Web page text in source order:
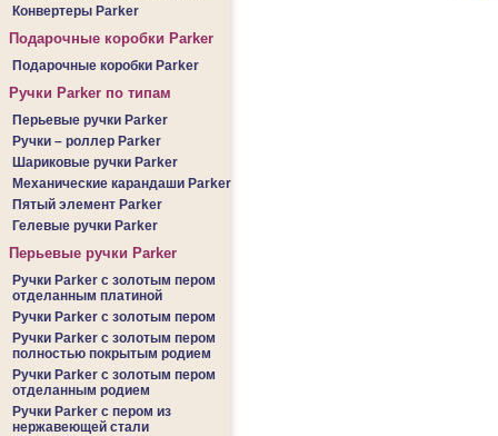
Конвертеры Parker
Подарочные коробки Parker
Подарочные коробки Parker
Ручки Parker по типам
Перьевые ручки Parker
Ручки – роллер Parker
Шариковые ручки Parker
Механические карандаши Parker
Пятый элемент Parker
Гелевые ручки Parker
Перьевые ручки Parker
Ручки Parker c золотым пером
отделанным платиной
Ручки Parker c золотым пером
Ручки Parker c золотым пером
полностью покрытым родием
Ручки Parker c золотым пером
отделанным родием
Ручки Parker c пером из
нержавеющей стали